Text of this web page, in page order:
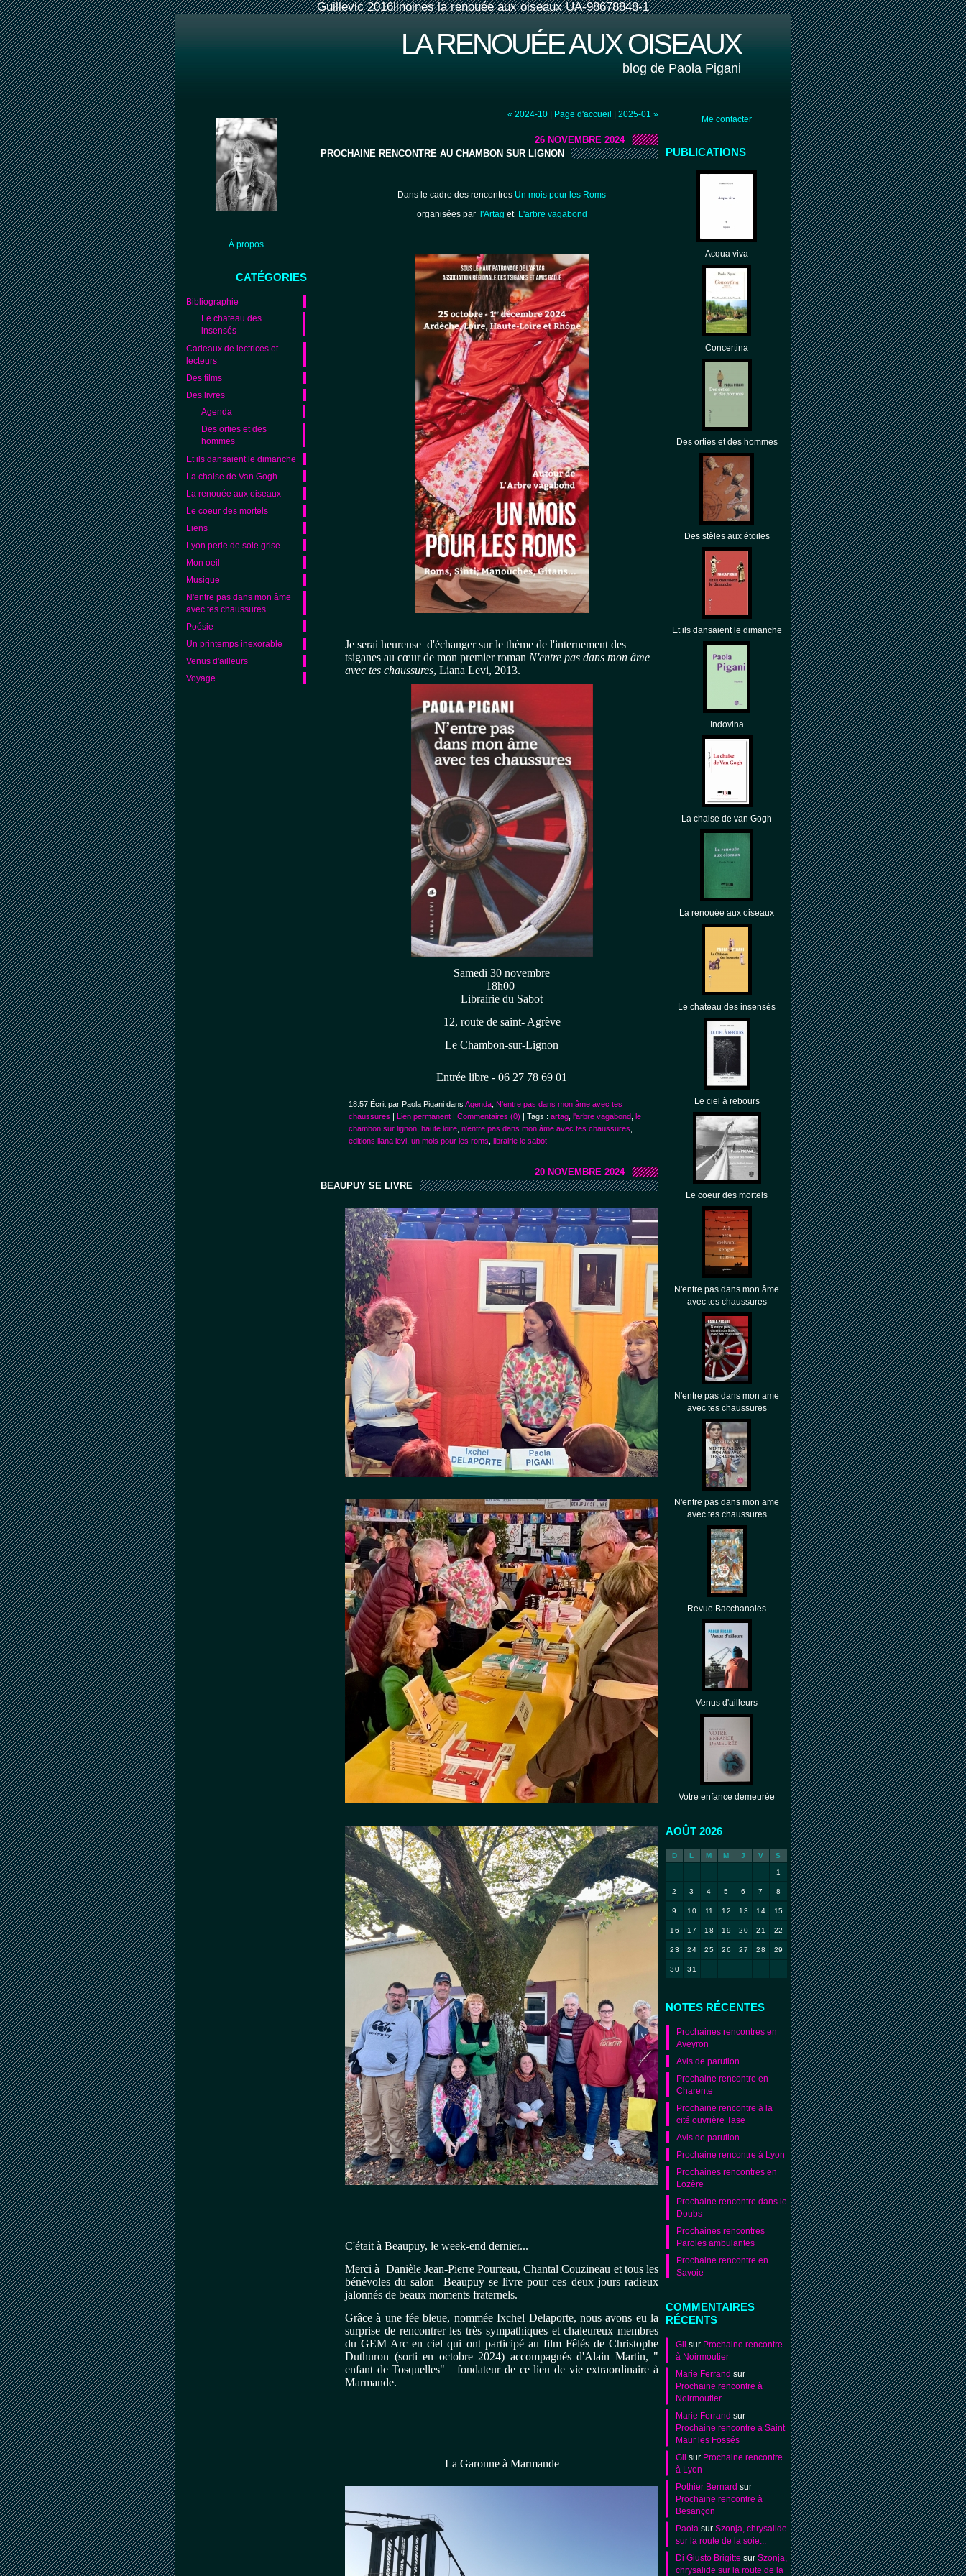
Guillevic 2016linoines la renouée aux oiseaux UA-98678848-1
LA RENOUÉE AUX OISEAUX
blog de Paola Pigani
À propos
CATÉGORIES
Bibliographie
Le chateau des
insensés
Cadeaux de lectrices et
lecteurs
Des films
Des livres
Agenda
Des orties et des
hommes
Et ils dansaient le dimanche
La chaise de Van Gogh
La renouée aux oiseaux
Le coeur des mortels
Liens
Lyon perle de soie grise
Mon oeil
Musique
N'entre pas dans mon âme
avec tes chaussures
Poésie
Un printemps inexorable
Venus d'ailleurs
Voyage
Me contacter
PUBLICATIONS
Acqua viva
Concertina
Des orties et des hommes
Des stèles aux étoiles
Et ils dansaient le dimanche
Indovina
La chaise de van Gogh
La renouée aux oiseaux
Le chateau des insensés
Le ciel à rebours
Le coeur des mortels
N'entre pas dans mon âme
avec tes chaussures
N'entre pas dans mon ame
avec tes chaussures
N'entre pas dans mon ame
avec tes chaussures
Revue Bacchanales
Venus d'ailleurs
Votre enfance demeurée
AOÛT 2026
D L M M J V S
1
2 3 4 5 6 7 8
9 10 11 12 13 14 15
16 17 18 19 20 21 22
23 24 25 26 27 28 29
30 31
NOTES RÉCENTES
Prochaines rencontres en
Aveyron
Avis de parution
Prochaine rencontre en
Charente
Prochaine rencontre à la
cité ouvrière Tase
Avis de parution
Prochaine rencontre à Lyon
Prochaines rencontres en
Lozère
Prochaine rencontre dans le
Doubs
Prochaines rencontres
Paroles ambulantes
Prochaine rencontre en
Savoie
COMMENTAIRES
RÉCENTS
Gil sur Prochaine rencontre
à Noirmoutier
Marie Ferrand sur
Prochaine rencontre à
Noirmoutier
Marie Ferrand sur
Prochaine rencontre à Saint
Maur les Fossés
Gil sur Prochaine rencontre
à Lyon
Pothier Bernard sur
Prochaine rencontre à
Besançon
Paola sur Szonja, chrysalide
sur la route de la soie...
Di Giusto Brigitte sur Szonja,
chrysalide sur la route de la
« 2024-10 | Page d'accueil | 2025-01 »
26 NOVEMBRE 2024
PROCHAINE RENCONTRE AU CHAMBON SUR LIGNON
Dans le cadre des rencontres Un mois pour les Roms
organisées par l'Artag et L'arbre vagabond
Je serai heureuse d'échanger sur le thème de l'internement des
tsiganes au cœur de mon premier roman N'entre pas dans mon âme
avec tes chaussures, Liana Levi, 2013.
Samedi 30 novembre
18h00
Librairie du Sabot
12, route de saint- Agrève
Le Chambon-sur-Lignon
Entrée libre - 06 27 78 69 01
18:57 Écrit par Paola Pigani dans Agenda N'entre pas dans mon âme avec tes
chaussures | Lien permanent | Commentaires (0) | Tags : artag l'arbre vagabond le
chambon sur lignon haute loire n'entre pas dans mon âme avec tes chaussures
editions liana levi un mois pour les roms librairie le sabot
20 NOVEMBRE 2024
BEAUPUY SE LIVRE
C'était à Beaupuy, le week-end dernier...
Merci à Danièle Jean-Pierre Pourteau, Chantal Couzineau et tous les
bénévoles du salon Beaupuy se livre pour ces deux jours radieux
jalonnés de beaux moments fraternels.
Grâce à une fée bleue, nommée Ixchel Delaporte, nous avons eu la
surprise de rencontrer les très sympathiques et chaleureux membres
du GEM Arc en ciel qui ont participé au film Fêlés de Christophe
Duthuron (sorti en octobre 2024) accompagnés d'Alain Martin, "
enfant de Tosquelles" fondateur de ce lieu de vie extraordinaire à
Marmande.
La Garonne à Marmande